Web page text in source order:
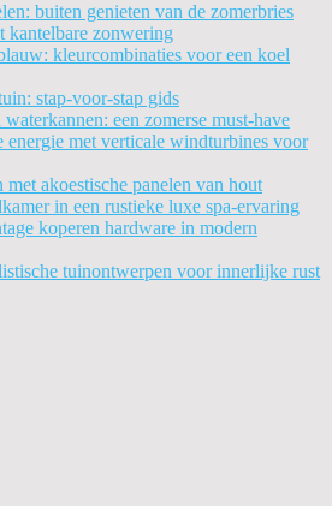
buiten genieten van de zomerbries
kantelbare zonwering
kleurcombinaties voor een koel
stap-voor-stap gids
een zomerse must-have
energie met verticale windturbines voor
akoestische panelen van hout
in een rustieke luxe spa-ervaring
koperen hardware in modern
tuinontwerpen voor innerlijke rust